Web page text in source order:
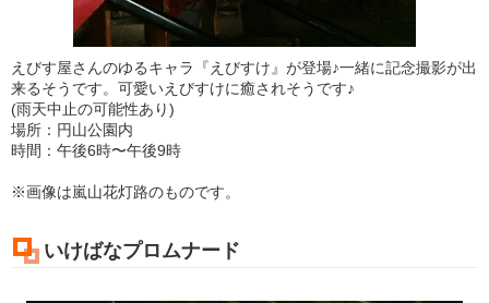
えびす屋さんのゆるキャラ『えびすけ』が登場♪一緒に記念撮影が出
来るそうです。可愛いえびすけに癒されそうです♪
(雨天中止の可能性あり)
場所：円山公園内
時間：午後6時〜午後9時
※画像は嵐山花灯路のものです。
いけばなプロムナード